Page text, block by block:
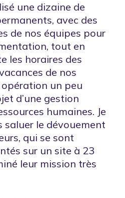
une dizaine de
avec des
de nos équipes pour
tout en
les horaires des
de nos
un peu
d’une gestion
humaines. Je
le dévouement
qui se sont
sur un site à 23
leur mission très